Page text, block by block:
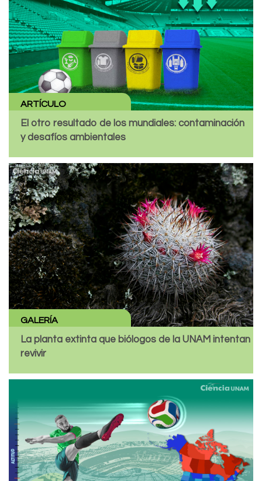
ARTÍCULO
El otro resultado de los mundiales: contaminación
y desafíos ambientales
GALERÍA
La planta extinta que biólogos de la UNAM intentan
revivir